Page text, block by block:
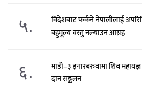
५.
विदेशबाट फर्कने नेपालीलाई
बहुमूल्य वस्तु नल्याउन आग्रह
६.
माडी–३ इनारबरुवामा शिव
दान सङ्कलन